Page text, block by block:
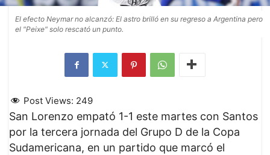
El efecto Neymar no alcanzó: El astro brilló en su regreso a Argentina pero
el "Peixe" solo rescató un punto.
Post Views: 249
San Lorenzo empató 1-1 este martes con Santos
por la tercera jornada del Grupo D de la Copa
Sudamericana, en un partido que marcó el